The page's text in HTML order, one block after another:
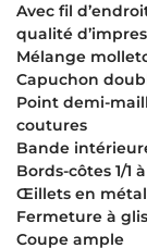
Avec fil
qualité
Mélange
Capuchon
Point demi-
coutures
Bande
Bords-côtes 1/1
Œillets en métal
Fermeture à
Coupe ample